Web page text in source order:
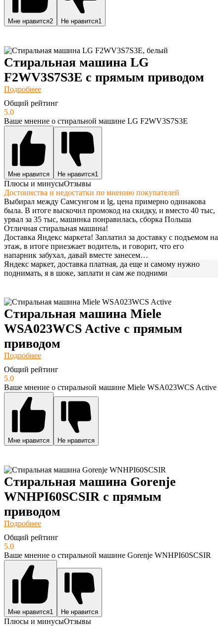
Мне нравится2 Не нравится1
Стиральная машина LG
F2WV3S7S3E с прямым приводом
Подробнее
Общий рейтинг
5.0
Ваше мнение о стиральной машине LG F2WV3S7S3E
Мне нравится Не нравится1
Плюсы и минусыОтзывы
Достоинства и недостатки по мнению покупателей
Выбирал между Самсунгом и lg, цена примерно одинакова
была. В итоге выскочил промокод на скидку, и вместо 40 тыс,
урвал за 35 тыс, машинка понравилась, сборка Польша
Отличная стиральная машина!
Доставка Яндекс маркета! Заплатил за доставку с подъемом на
этаж, в итоге приезжает водитель, и говорит, что его
напарник забухал, давай вместе занесем…
Яндекс маркет, доставка платная, да еще и самому нужно
поднимать, я в шоке, заплати и сам же подними
Стиральная машина Miele
WSA023WCS Active с прямым
приводом
Подробнее
Общий рейтинг
5.0
Ваше мнение о стиральной машине Miele WSA023WCS Active
Мне нравится Не нравится
Стиральная машина Gorenje
WNHPI60SCSIR с прямым
приводом
Подробнее
Общий рейтинг
5.0
Ваше мнение о стиральной машине Gorenje WNHPI60SCSIR
Мне нравится1 Не нравится
Плюсы и минусыОтзывы